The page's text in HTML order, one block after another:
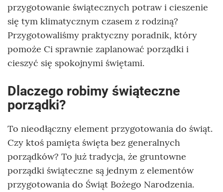
przygotowanie świątecznych potraw i cieszenie
się tym klimatycznym czasem z rodziną?
Przygotowaliśmy praktyczny poradnik, który
pomoże Ci sprawnie zaplanować porządki i
cieszyć się spokojnymi świętami.
Dlaczego robimy świąteczne
porządki?
To nieodłączny element przygotowania do świąt.
Czy ktoś pamięta święta bez generalnych
porządków? To już tradycja, że gruntowne
porządki świąteczne są jednym z elementów
przygotowania do Świąt Bożego Narodzenia.